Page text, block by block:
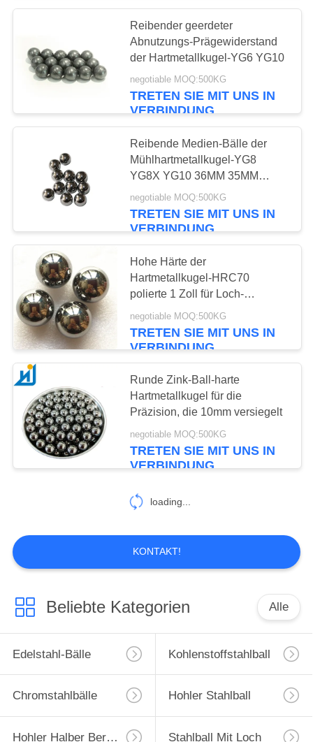
Reibender geerdeter
Abnutzungs-Prägewiderstand
der Hartmetallkugel-YG6 YG10
negotiable MOQ:500KG
TRETEN SIE MIT UNS IN
VERBINDUNG
Reibende Medien-Bälle der
Mühlhartmetallkugel-YG8
YG8X YG10 36MM 35MM
38MM
negotiable MOQ:500KG
TRETEN SIE MIT UNS IN
VERBINDUNG
Hohe Härte der
Hartmetallkugel-HRC70
polierte 1 Zoll für Loch-
Verdrängung
negotiable MOQ:500KG
TRETEN SIE MIT UNS IN
VERBINDUNG
Runde Zink-Ball-harte
Hartmetallkugel für die
Präzision, die 10mm versiegelt
negotiable MOQ:500KG
TRETEN SIE MIT UNS IN
VERBINDUNG
loading...
KONTAKT!
Beliebte Kategorien Alle
Edelstahl-Bälle Kohlenstoffstahlball
Chromstahlbälle Hohler Stahlball
Hohler Halber Bereich Stahlball Mit Loch